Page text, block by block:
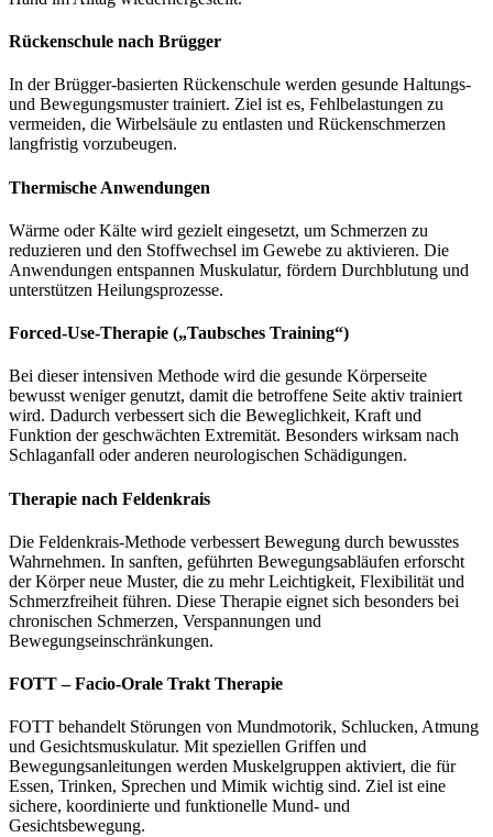
Rückenschule nach Brügger
In der Brügger-basierten Rückenschule werden gesunde Haltungs-
und Bewegungsmuster trainiert. Ziel ist es, Fehlbelastungen zu
vermeiden, die Wirbelsäule zu entlasten und Rückenschmerzen
langfristig vorzubeugen.
Thermische Anwendungen
Wärme oder Kälte wird gezielt eingesetzt, um Schmerzen zu
reduzieren und den Stoffwechsel im Gewebe zu aktivieren. Die
Anwendungen entspannen Muskulatur, fördern Durchblutung und
unterstützen Heilungsprozesse.
Forced-Use-Therapie („Taubsches Training“)
Bei dieser intensiven Methode wird die gesunde Körperseite
bewusst weniger genutzt, damit die betroffene Seite aktiv trainiert
wird. Dadurch verbessert sich die Beweglichkeit, Kraft und
Funktion der geschwächten Extremität. Besonders wirksam nach
Schlaganfall oder anderen neurologischen Schädigungen.
Therapie nach Feldenkrais
Die Feldenkrais-Methode verbessert Bewegung durch bewusstes
Wahrnehmen. In sanften, geführten Bewegungsabläufen erforscht
der Körper neue Muster, die zu mehr Leichtigkeit, Flexibilität und
Schmerzfreiheit führen. Diese Therapie eignet sich besonders bei
chronischen Schmerzen, Verspannungen und
Bewegungseinschränkungen.
FOTT – Facio-Orale Trakt Therapie
FOTT behandelt Störungen von Mundmotorik, Schlucken, Atmung
und Gesichtsmuskulatur. Mit speziellen Griffen und
Bewegungsanleitungen werden Muskelgruppen aktiviert, die für
Essen, Trinken, Sprechen und Mimik wichtig sind. Ziel ist eine
sichere, koordinierte und funktionelle Mund- und
Gesichtsbewegung.